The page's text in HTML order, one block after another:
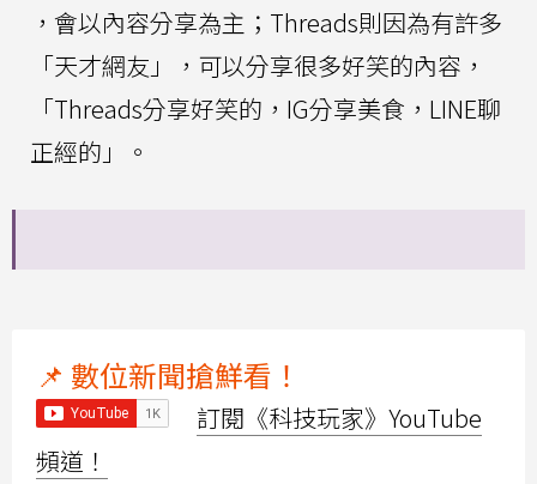
，會以內容分享為主；Threads則因為有許多
「天才網友」，可以分享很多好笑的內容，
「Threads分享好笑的，IG分享美食，LINE聊
正經的」。
📌 數位新聞搶鮮看！
訂閱《科技玩家》YouTube
頻道！